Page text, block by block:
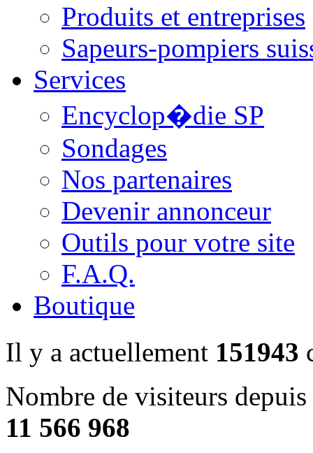
Produits et entreprises
Sapeurs-pompiers
Services
Encyclop�die SP
Sondages
Nos partenaires
Devenir annonceur
Outils pour votre site
F.A.Q.
Boutique
Il y a actuellement 151943
Nombre de visiteurs
11 566 968